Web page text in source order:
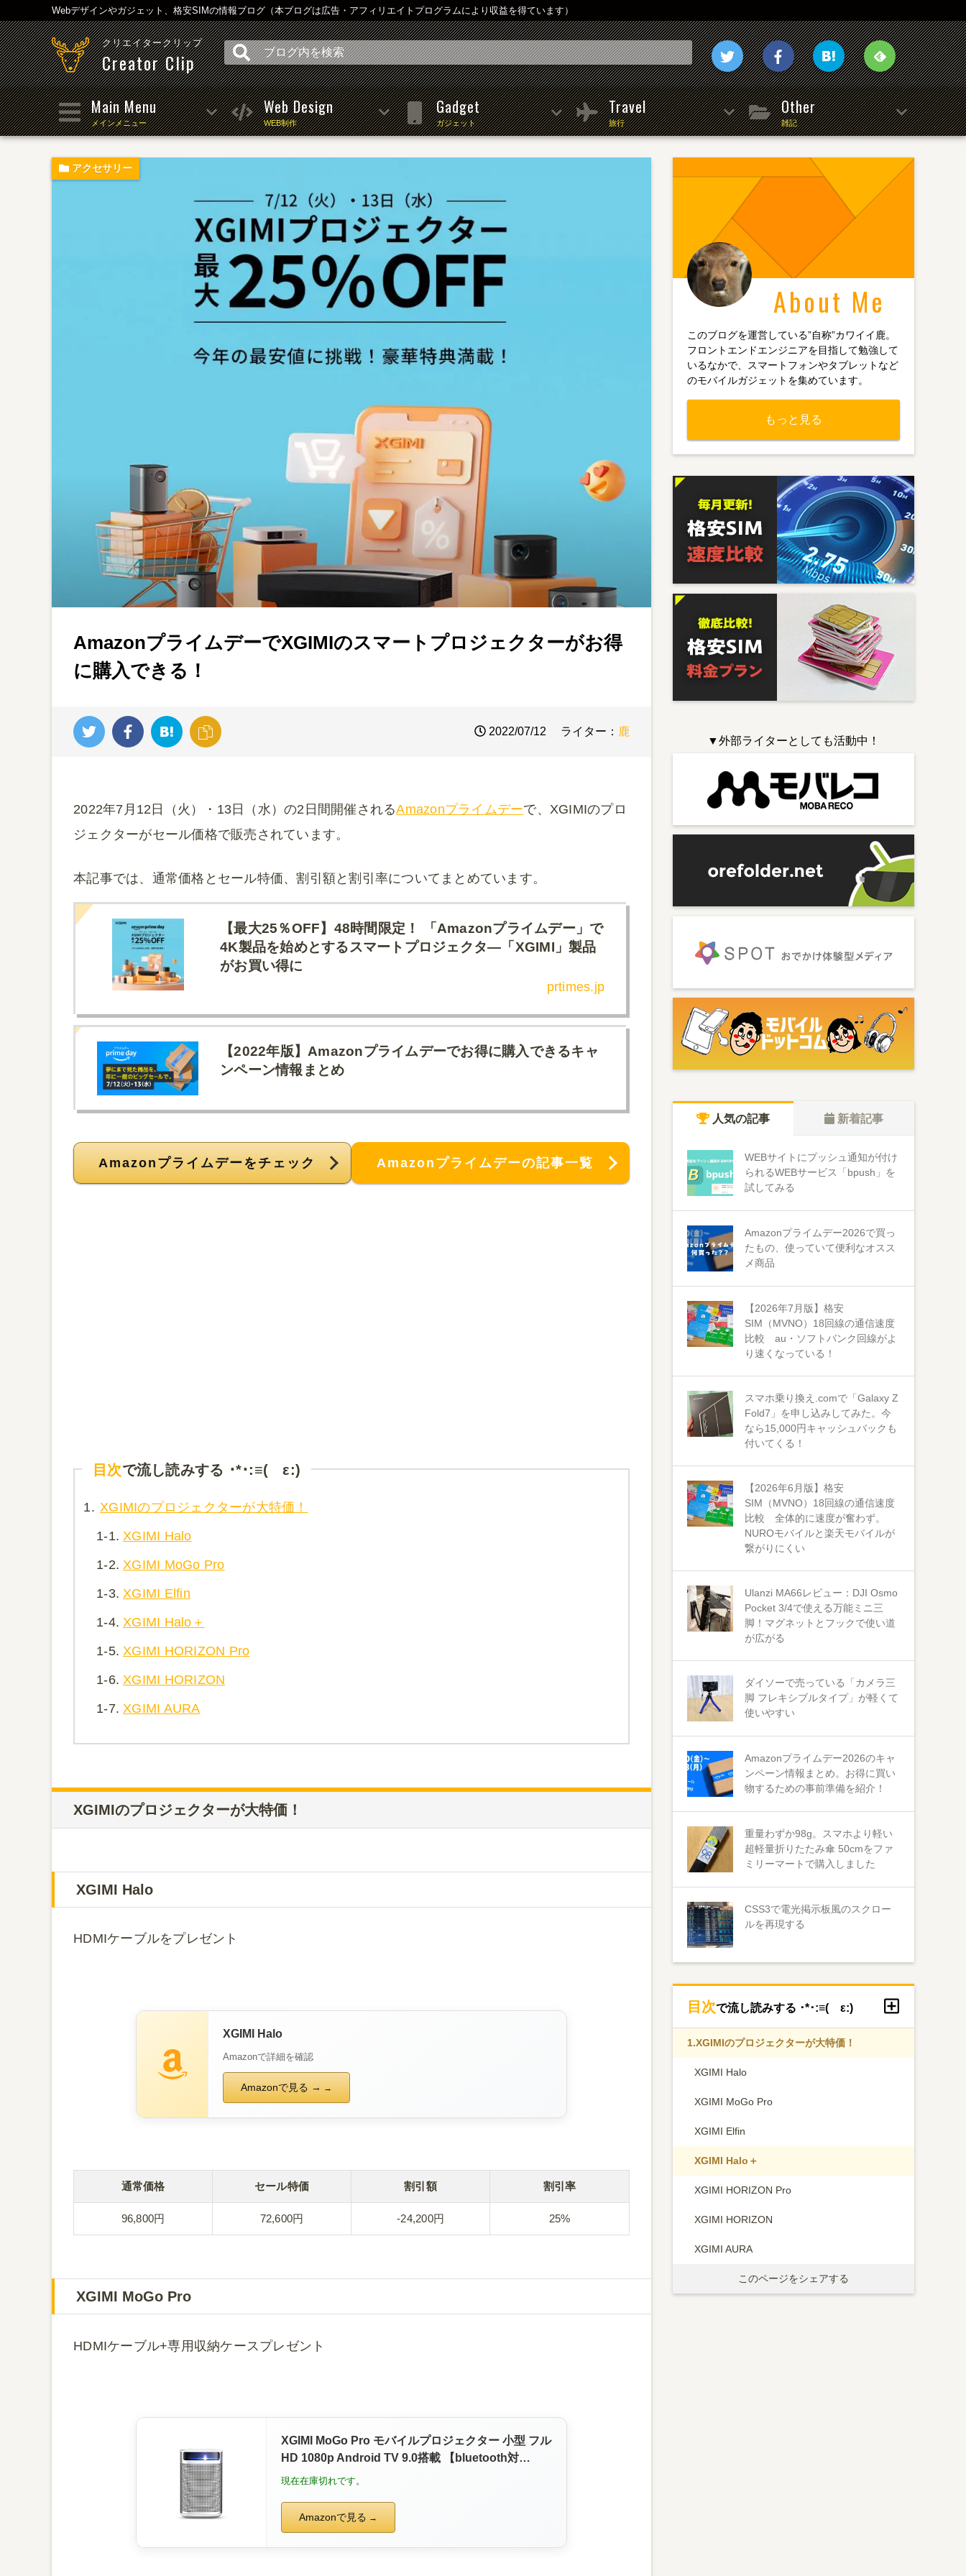
Webデザインやガジェット、格安SIMの情報ブログ（本ブログは広告・アフィリエイトプログラムにより収益を得ています）
クリエイタークリップ
Creator Clip
Main Menu
メインメニュー
Web Design
WEB制作
Gadget
ガジェット
Travel
旅行
Other
雑記
アクセサリー
AmazonプライムデーでXGIMIのスマートプロジェクターがお得
に購入できる！
2022/07/12 ライター： 鹿
2022年7月12日（火）・13日（水）の2日間開催されるAmazonプライムデーで、XGIMIのプロ
ジェクターがセール価格で販売されています。
本記事では、通常価格とセール特価、割引額と割引率についてまとめています。
【最大25％OFF】48時間限定！ 「Amazonプライムデー」で
4K製品を始めとするスマートプロジェクタ―「XGIMI」製品
がお買い得に
prtimes.jp
【2022年版】Amazonプライムデーでお得に購入できるキャ
ンペーン情報まとめ
Amazonプライムデーをチェック Amazonプライムデーの記事一覧
目次で流し読みする ･*･:≡( ε:)
1. XGIMIのプロジェクターが大特価！
1-1. XGIMI Halo
1-2. XGIMI MoGo Pro
1-3. XGIMI Elfin
1-4. XGIMI Halo＋
1-5. XGIMI HORIZON Pro
1-6. XGIMI HORIZON
1-7. XGIMI AURA
XGIMIのプロジェクターが大特価！
XGIMI Halo
HDMIケーブルをプレゼント
XGIMI Halo
Amazonで詳細を確認
Amazonで見る →
通常価格 セール特価 割引額 割引率
96,800円 72,600円 -24,200円 25%
XGIMI MoGo Pro
HDMIケーブル+専用収納ケースプレゼント
XGIMI MoGo Pro モバイルプロジェクター 小型 フル
HD 1080p Android TV 9.0搭載 【bluetooth対
応/Harman Kardonスピーカー/オートフォーカス/台
現在在庫切れです。
Amazonで見る
About Me
このブログを運営している”自称”カワイイ鹿。
フロントエンドエンジニアを目指して勉強して
いるなかで、スマートフォンやタブレットなど
のモバイルガジェットを集めています。
もっと見る
▼外部ライターとしても活動中！
人気の記事 新着記事
WEBサイトにプッシュ通知が付け
られるWEBサービス「bpush」を
試してみる
Amazonプライムデー2026で買っ
たもの、使っていて便利なオスス
メ商品
【2026年7月版】格安
SIM（MVNO）18回線の通信速度
比較 au・ソフトバンク回線がよ
り速くなっている！
スマホ乗り換え.comで「Galaxy Z
Fold7」を申し込みしてみた。今
なら15,000円キャッシュバックも
付いてくる！
【2026年6月版】格安
SIM（MVNO）18回線の通信速度
比較 全体的に速度が奮わず。
NUROモバイルと楽天モバイルが
繋がりにくい
Ulanzi MA66レビュー：DJI Osmo
Pocket 3/4で使える万能ミニ三
脚！マグネットとフックで使い道
が広がる
ダイソーで売っている「カメラ三
脚 フレキシブルタイプ」が軽くて
使いやすい
Amazonプライムデー2026のキャ
ンペーン情報まとめ。お得に買い
物するための事前準備を紹介！
重量わずか98g。スマホより軽い
超軽量折りたたみ傘 50cmをファ
ミリーマートで購入しました
CSS3で電光掲示板風のスクロー
ルを再現する
目次で流し読みする ･*･:≡( ε:)
1.XGIMIのプロジェクターが大特価！
XGIMI Halo
XGIMI MoGo Pro
XGIMI Elfin
XGIMI Halo＋
XGIMI HORIZON Pro
XGIMI HORIZON
XGIMI AURA
このページをシェアする